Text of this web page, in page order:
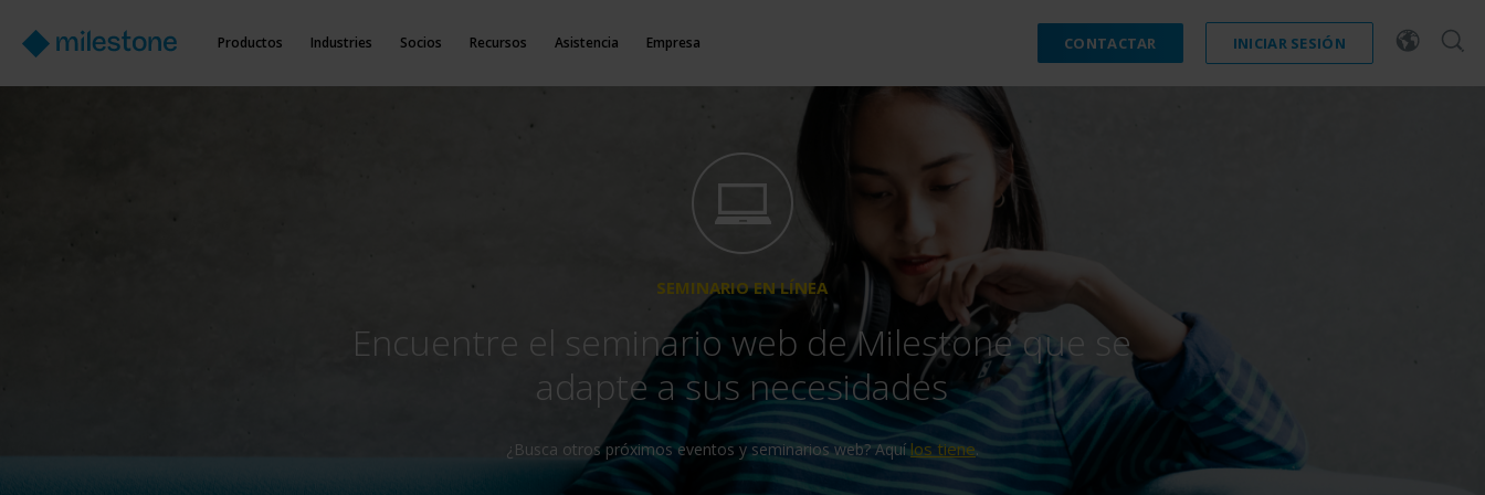
Productos Industries Socios Recursos Asistencia Empresa CONTACTAR INICIAR SESIÓN
SEMINARIO EN LÍNEA
Encuentre el seminario web de Milestone que se
adapte a sus necesidades
¿Busca otros próximos eventos y seminarios web? Aquí los tiene.